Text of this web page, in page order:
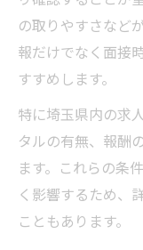
の取りやすさなど
報だけでなく面接
すすめします。
特に埼玉県内の求
タルの有無、報酬
ます。これらの条
く影響するため、
こともあります。